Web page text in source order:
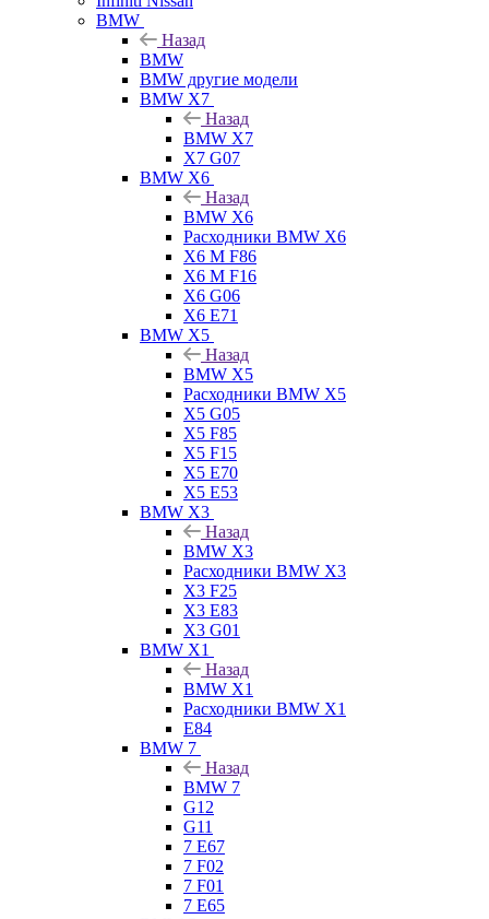
BMW
Назад
BMW
BMW другие модели
BMW X7
Назад
BMW X7
X7 G07
BMW X6
Назад
BMW X6
Расходники BMW X6
X6 M F86
X6 M F16
X6 G06
X6 E71
BMW X5
Назад
BMW X5
Расходники BMW X5
X5 G05
X5 F85
X5 F15
X5 E70
X5 E53
BMW X3
Назад
BMW X3
Расходники BMW X3
X3 F25
X3 E83
X3 G01
BMW X1
Назад
BMW X1
Расходники BMW X1
E84
BMW 7
Назад
BMW 7
G12
G11
7 Е67
7 F02
7 F01
7 E65